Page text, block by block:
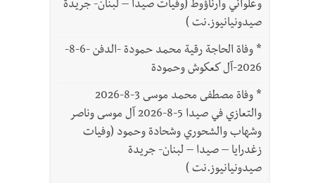
وعلواني وأرناؤوط (وفيات صيدا – لبنان- جريدة
صيدونيانيوز.نت )
*
وفاة الحاجة رقية محمد حمودة -الدفن -6-8-
2026-آل كعكوش وحمودة
*
وفاة مصطفى محمد موسى 3-8-2026
والتعازي في صيدا 5-8-2026 آل موسى وناصر
وشهاب والشحوري وشحادة وحمود (وفيات
زغدرايا – صيدا – لبنان- جريدة
صيدونيانيوز.نت )